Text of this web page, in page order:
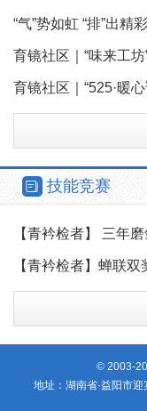
自信
“气”势如虹 “排”出精彩
育镜社区｜“味来工
堂“非遗劳动课”粽香
育镜社区｜“525·暖
技能竞赛
【青衿检者】 三年
杯”两金一银
【青衿检者】蝉联
© 2003-
地址：湖南省·益阳市